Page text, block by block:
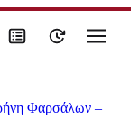
Φαρσάλων –